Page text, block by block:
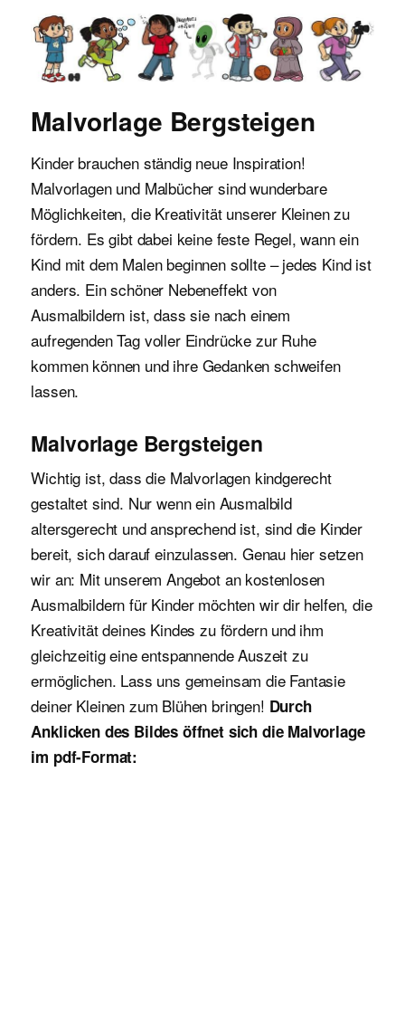
Malvorlagen für Kinder
Malvorlage Bergsteigen
Kinder brauchen ständig neue Inspiration!
Malvorlagen und Malbücher sind wunderbare
Möglichkeiten, die Kreativität unserer Kleinen zu
fördern. Es gibt dabei keine feste Regel, wann ein
Kind mit dem Malen beginnen sollte – jedes Kind ist
anders. Ein schöner Nebeneffekt von
Ausmalbildern ist, dass sie nach einem
aufregenden Tag voller Eindrücke zur Ruhe
kommen können und ihre Gedanken schweifen
lassen.
Malvorlage Bergsteigen
Wichtig ist, dass die Malvorlagen kindgerecht
gestaltet sind. Nur wenn ein Ausmalbild
altersgerecht und ansprechend ist, sind die Kinder
bereit, sich darauf einzulassen. Genau hier setzen
wir an: Mit unserem Angebot an kostenlosen
Ausmalbildern für Kinder möchten wir dir helfen, die
Kreativität deines Kindes zu fördern und ihm
gleichzeitig eine entspannende Auszeit zu
ermöglichen. Lass uns gemeinsam die Fantasie
deiner Kleinen zum Blühen bringen! Durch
Anklicken des Bildes öffnet sich die Malvorlage
im pdf-Format: